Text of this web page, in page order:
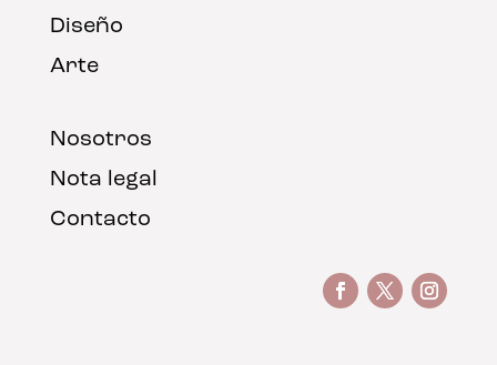
Diseño
Arte
Nosotros
Nota legal
Contacto